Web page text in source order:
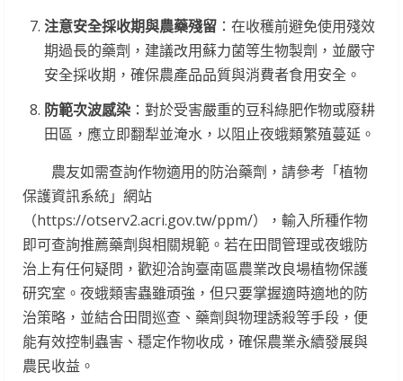
注意安全採收期與農藥殘留 ：在收穫前避免使用殘效
期過長的藥劑，建議改用蘇力菌等生物製劑，並嚴守
安全採收期，確保農產品品質與消費者食用安全。
防範次波感染 ：對於受害嚴重的豆科綠肥作物或廢耕
田區，應立即翻犁並淹水，以阻止夜蛾類繁殖蔓延。
農友如需查詢作物適用的防治藥劑，請參考「植物
保護資訊系統」網站
（https://otserv2.acri.gov.tw/ppm/），輸入所種作物
即可查詢推薦藥劑與相關規範。若在田間管理或夜蛾防
治上有任何疑問，歡迎洽詢臺南區農業改良場植物保護
研究室。夜蛾類害蟲雖頑強，但只要掌握適時適地的防
治策略，並結合田間巡查、藥劑與物理誘殺等手段，便
能有效控制蟲害、穩定作物收成，確保農業永續發展與
農民收益。